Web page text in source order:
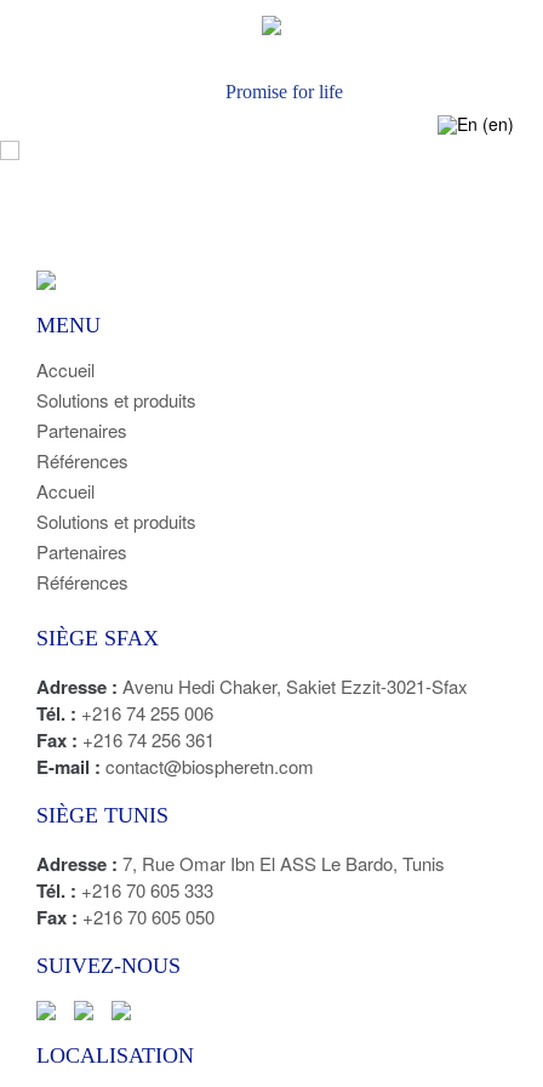
Promise for life
MENU
Accueil
Solutions et produits
Partenaires
Références
Accueil
Solutions et produits
Partenaires
Références
SIÈGE SFAX
Adresse : Avenu Hedi Chaker, Sakiet Ezzit-3021-Sfax
Tél. : +216 74 255 006
Fax : +216 74 256 361
E-mail : contact@biospheretn.com
SIÈGE TUNIS
Adresse : 7, Rue Omar Ibn El ASS Le Bardo, Tunis
Tél. : +216 70 605 333
Fax : +216 70 605 050
SUIVEZ-NOUS
LOCALISATION